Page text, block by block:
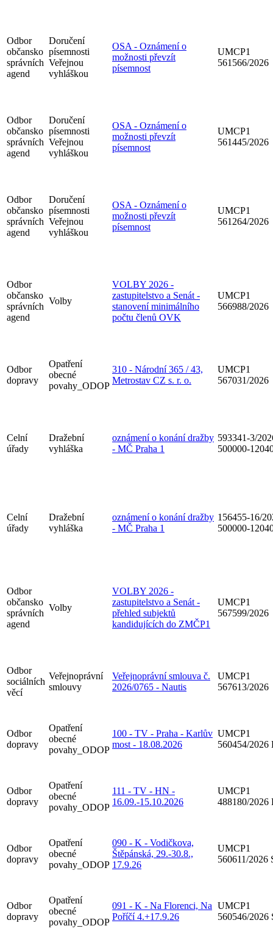
Odbor
občansko
správních
agend
Doručení
písemnosti
Veřejnou
vyhláškou
OSA - Oznámení o
možnosti převzít
písemnost
UMCP1
561566/2026
Odbor
občansko
správních
agend
Doručení
písemnosti
Veřejnou
vyhláškou
OSA - Oznámení o
možnosti převzít
písemnost
UMCP1
561445/2026
Odbor
občansko
správních
agend
Doručení
písemnosti
Veřejnou
vyhláškou
OSA - Oznámení o
možnosti převzít
písemnost
UMCP1
561264/2026
Odbor
občansko
správních
agend
Volby
VOLBY 2026 -
zastupitelstvo a Senát -
stanovení minimálního
počtu členů OVK
UMCP1
566988/2026
Odbor
dopravy
Opatření
obecné
povahy_ODOP
310 - Národní 365 / 43,
Metrostav CZ s. r. o.
UMCP1
567031/2026
Celní
úřady
Dražební
vyhláška
oznámení o konání dražby
- MČ Praha 1
593341-3/
500000-
Celní
úřady
Dražební
vyhláška
oznámení o konání dražby
- MČ Praha 1
156455-16/
500000-
Odbor
občansko
správních
agend
Volby
VOLBY 2026 -
zastupitelstvo a Senát -
přehled subjektů
kandidujících do ZMČP1
UMCP1
567599/2026
Odbor
sociálních
věcí
Veřejnoprávní
smlouvy
Veřejnoprávní smlouva č.
2026/0765 - Nautis
UMCP1
567613/2026
Odbor
dopravy
Opatření
obecné
povahy_ODOP
100 - TV - Praha - Karlův
most - 18.08.2026
UMCP1
560454/2026
Odbor
dopravy
Opatření
obecné
povahy_ODOP
111 - TV - HN -
16.09.-15.10.2026
UMCP1
488180/2026
Odbor
dopravy
Opatření
obecné
povahy_ODOP
090 - K - Vodičkova,
Štěpánská, 29.-30.8.,
17.9.26
UMCP1
560611/2026
Odbor
dopravy
Opatření
obecné
povahy_ODOP
091 - K - Na Florenci, Na
Poříčí 4.+17.9.26
UMCP1
560546/2026